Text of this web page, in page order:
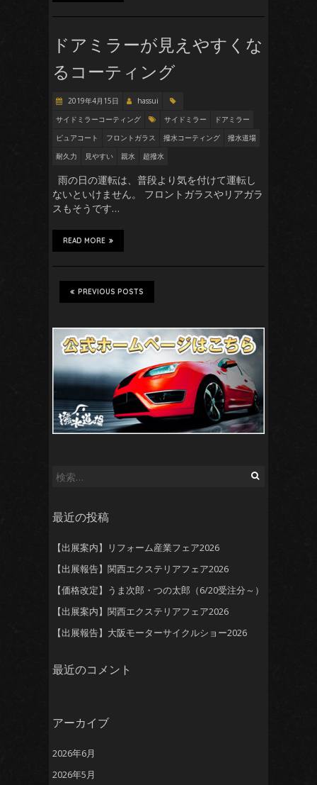
ドアミラーが見えやすくな
るコーティング
2019年4月15日
hassui
サイドミラーコーティング
サイドミラー
ドアミラー
ピュアコート
フロントガラス 撥水コーティング
撥水道場
耐久力
見やすい 親水 超撥水
雨の日の運転は、普段より気を付けて運転し
ないといけません。 フロントガラスやリアガラ
スもそうです…
READ MORE
PREVIOUS POSTS
検
最近の投稿
【出展案内】リフォーム産業フェア2026
【出展報告】関西エクステリアフェア2026
【価格改定】うま次郎・つの太郎（6/20受注分～）
【出展案内】関西エクステリアフェア2026
【出展報告】大阪モーターサイクルショー2026
最近のコメント
アーカイブ
2026年6月
2026年5月